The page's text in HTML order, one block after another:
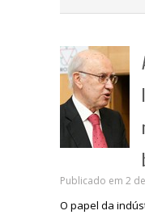
Publicado em 2
O papel da